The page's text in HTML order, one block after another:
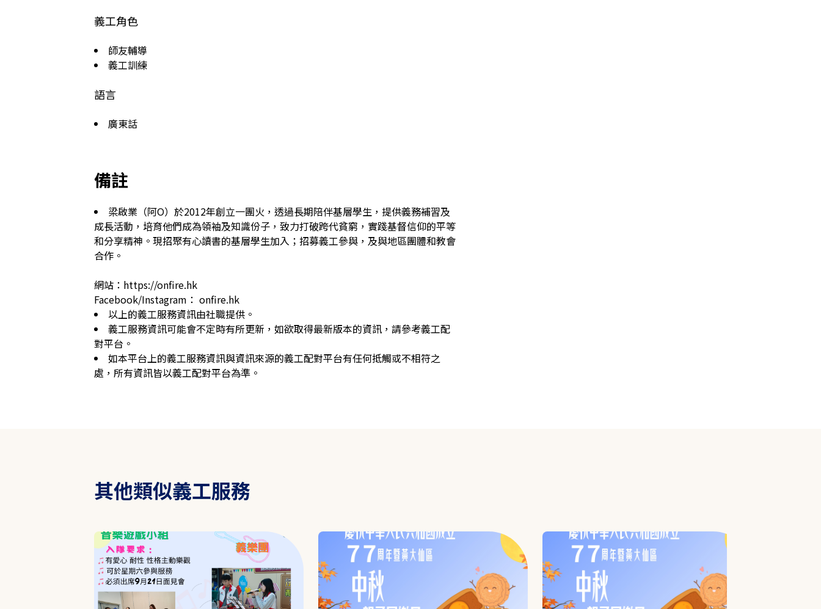
義工角色
師友輔導
義工訓練
語言
廣東話
備註
梁啟業（阿O）於2012年創立一團火，透過長期陪伴基層學生，提供義務補習及
成長活動，培育他們成為領袖及知識份子，致力打破跨代貧窮，實踐基督信仰的平等
和分享精神。現招聚有心讀書的基層學生加入；招募義工參與，及與地區團體和教會
合作。
網站：https://onfire.hk
Facebook/Instagram： onfire.hk
以上的義工服務資訊由社職提供。
義工服務資訊可能會不定時有所更新，如欲取得最新版本的資訊，請參考義工配
對平台。
如本平台上的義工服務資訊與資訊來源的義工配對平台有任何抵觸或不相符之
處，所有資訊皆以義工配對平台為準。
其他類似義工服務